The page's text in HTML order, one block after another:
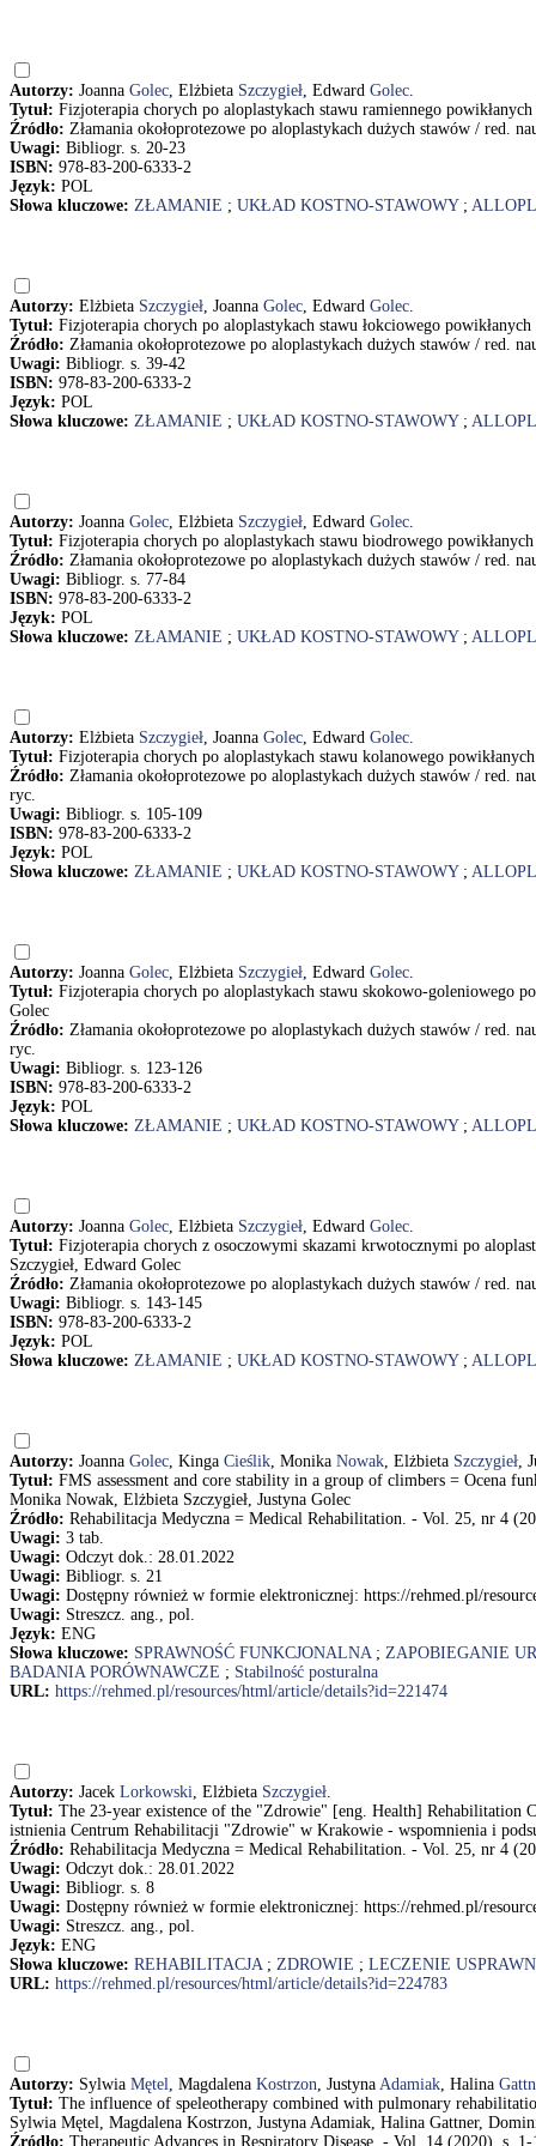
Autorzy: Joanna Golec, Elżbieta Szczygieł, Edward Golec.
Tytuł: Fizjoterapia chorych po aloplastykach stawu ramiennego
Źródło: Złamania okołoprotezowe po aloplastykach dużych stawów / red.
Uwagi: Bibliogr. s. 20-23
ISBN: 978-83-200-6333-2
Język: POL
Słowa kluczowe: ZŁAMANIE ; UKŁAD KOSTNO-STAWOWY;
Autorzy: Elżbieta Szczygieł, Joanna Golec, Edward Golec.
Tytuł: Fizjoterapia chorych po aloplastykach stawu łokciowego
Źródło: Złamania okołoprotezowe po aloplastykach dużych stawów / red.
Uwagi: Bibliogr. s. 39-42
ISBN: 978-83-200-6333-2
Język: POL
Słowa kluczowe: ZŁAMANIE ; UKŁAD KOSTNO-STAWOWY;
Autorzy: Joanna Golec, Elżbieta Szczygieł, Edward Golec.
Tytuł: Fizjoterapia chorych po aloplastykach stawu biodrowego
Źródło: Złamania okołoprotezowe po aloplastykach dużych stawów / red.
Uwagi: Bibliogr. s. 77-84
ISBN: 978-83-200-6333-2
Język: POL
Słowa kluczowe: ZŁAMANIE ; UKŁAD KOSTNO-STAWOWY;
Autorzy: Elżbieta Szczygieł, Joanna Golec, Edward Golec.
Tytuł: Fizjoterapia chorych po aloplastykach stawu kolanowego
Źródło: Złamania okołoprotezowe po aloplastykach dużych stawów / red.
ryc.
Uwagi: Bibliogr. s. 105-109
ISBN: 978-83-200-6333-2
Język: POL
Słowa kluczowe: ZŁAMANIE ; UKŁAD KOSTNO-STAWOWY;
Autorzy: Joanna Golec, Elżbieta Szczygieł, Edward Golec.
Tytuł: Fizjoterapia chorych po aloplastykach stawu skokowo-goleniowego
Golec
Źródło: Złamania okołoprotezowe po aloplastykach dużych stawów / red.
ryc.
Uwagi: Bibliogr. s. 123-126
ISBN: 978-83-200-6333-2
Język: POL
Słowa kluczowe: ZŁAMANIE ; UKŁAD KOSTNO-STAWOWY;
Autorzy: Joanna Golec, Elżbieta Szczygieł, Edward Golec.
Tytuł: Fizjoterapia chorych z osoczowymi skazami krwotocznymi po
Szczygieł, Edward Golec
Źródło: Złamania okołoprotezowe po aloplastykach dużych stawów / red.
Uwagi: Bibliogr. s. 143-145
ISBN: 978-83-200-6333-2
Język: POL
Słowa kluczowe: ZŁAMANIE ; UKŁAD KOSTNO-STAWOWY;
Autorzy: Joanna Golec, Kinga Cieślik, Monika Nowak, Elżbieta Szczygieł,
Tytuł: FMS assessment and core stability in a group of climbers = Ocena
Monika Nowak, Elżbieta Szczygieł, Justyna Golec
Źródło: Rehabilitacja Medyczna = Medical Rehabilitation. - Vol. 25, nr 4
Uwagi: 3 tab.
Uwagi: Odczyt dok.: 28.01.2022
Uwagi: Bibliogr. s. 21
Uwagi: Dostępny również w formie elektronicznej: https://rehmed.pl/
Uwagi: Streszcz. ang., pol.
Język: ENG
Słowa kluczowe: SPRAWNOŚĆ FUNKCJONALNA; ZAPOBIEGANIE
BADANIA PORÓWNAWCZE ; Stabilność posturalna
URL: https://rehmed.pl/resources/html/article/details?id=221474
Autorzy: Jacek Lorkowski, Elżbieta Szczygieł.
Tytuł: The 23-year existence of the "Zdrowie" [eng. Health] Rehabilitation
istnienia Centrum Rehabilitacji "Zdrowie" w Krakowie - wspomnienia i
Źródło: Rehabilitacja Medyczna = Medical Rehabilitation. - Vol. 25, nr 4
Uwagi: Odczyt dok.: 28.01.2022
Uwagi: Bibliogr. s. 8
Uwagi: Dostępny również w formie elektronicznej: https://rehmed.pl/
Uwagi: Streszcz. ang., pol.
Język: ENG
Słowa kluczowe: REHABILITACJA; ZDROWIE ; LECZENIE
URL: https://rehmed.pl/resources/html/article/details?id=224783
Autorzy: Sylwia Mętel, Magdalena Kostrzon, Justyna Adamiak, Halina
Tytuł: The influence of speleotherapy combined with pulmonary
Sylwia Mętel, Magdalena Kostrzon, Justyna Adamiak, Halina Gattner,
Źródło: Therapeutic Advances in Respiratory Disease. - Vol. 14 (2020), s. 1-